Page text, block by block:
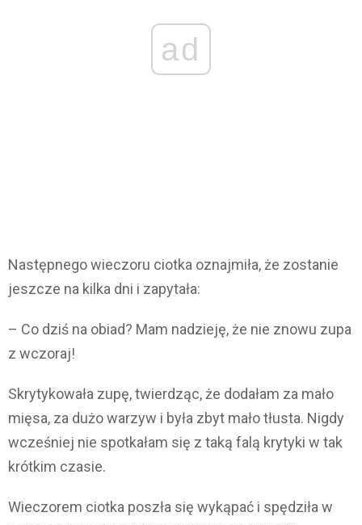
ad
Następnego wieczoru ciotka oznajmiła, że zostanie
jeszcze na kilka dni i zapytała:
– Co dziś na obiad? Mam nadzieję, że nie znowu zupa
z wczoraj!
Skrytykowała zupę, twierdząc, że dodałam za mało
mięsa, za dużo warzyw i była zbyt mało tłusta. Nigdy
wcześniej nie spotkałam się z taką falą krytyki w tak
krótkim czasie.
Wieczorem ciotka poszła się wykąpać i spędziła w